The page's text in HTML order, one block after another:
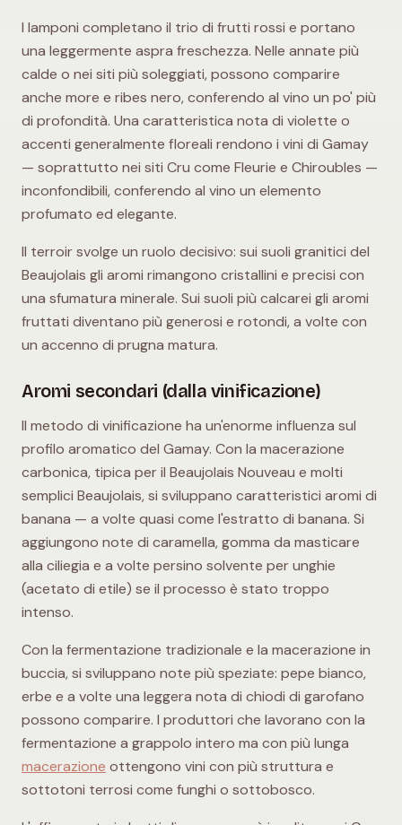
I lamponi completano il trio di frutti rossi e portano
una leggermente aspra freschezza. Nelle annate più
calde o nei siti più soleggiati, possono comparire
anche more e ribes nero, conferendo al vino un po' più
di profondità. Una caratteristica nota di violette o
accenti generalmente floreali rendono i vini di Gamay
— soprattutto nei siti Cru come Fleurie e Chiroubles —
inconfondibili, conferendo al vino un elemento
profumato ed elegante.
Il terroir svolge un ruolo decisivo: sui suoli granitici del
Beaujolais gli aromi rimangono cristallini e precisi con
una sfumatura minerale. Sui suoli più calcarei gli aromi
fruttati diventano più generosi e rotondi, a volte con
un accenno di prugna matura.
Aromi secondari (dalla vinificazione)
Il metodo di vinificazione ha un'enorme influenza sul
profilo aromatico del Gamay. Con la macerazione
carbonica, tipica per il Beaujolais Nouveau e molti
semplici Beaujolais, si sviluppano caratteristici aromi di
banana — a volte quasi come l'estratto di banana. Si
aggiungono note di caramella, gomma da masticare
alla ciliegia e a volte persino solvente per unghie
(acetato di etile) se il processo è stato troppo
intenso.
Con la fermentazione tradizionale e la macerazione in
buccia, si sviluppano note più speziate: pepe bianco,
erbe e a volte una leggera nota di chiodi di garofano
possono comparire. I produttori che lavorano con la
fermentazione a grappolo intero ma con più lunga
macerazione ottengono vini con più struttura e
sottotoni terrosi come funghi o sottobosco.